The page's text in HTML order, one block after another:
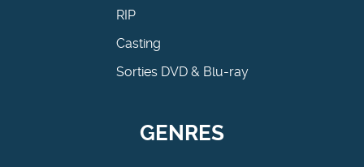
RIP
Casting
Sorties DVD & Blu-ray
GENRES